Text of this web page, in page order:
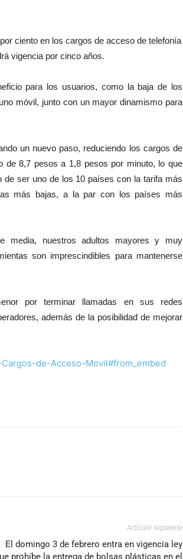
ciento en los cargos de acceso de telefonía
vigencia por cinco años.
para los usuarios, como la baja de los
móvil, junto con un mayor dinamismo para
un nuevo paso, reduciendo los cargos de
de 8,7 pesos a 1,8 pesos por minuto, lo que
de ser uno de los 10 países con la tarifa más
más bajas, a la par con los países más
media, nuestros adultos mayores y muy
son imprescindibles para mantenerse
por terminar llamadas en sus redes
además de la posibilidad de mejorar
de-Acceso-Movil#from_embed
Artículo siguiente
El domingo 3 de febrero entra en vigencia ley
prohíbe la entrega de bolsas plásticas en el